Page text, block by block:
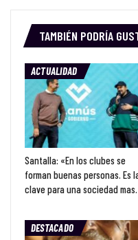
TAMBIÉN PODRÍA
ACTUALIDAD
Santalla: «En los clubes se
forman buenas personas. Es
clave para una sociedad
DESTACADO